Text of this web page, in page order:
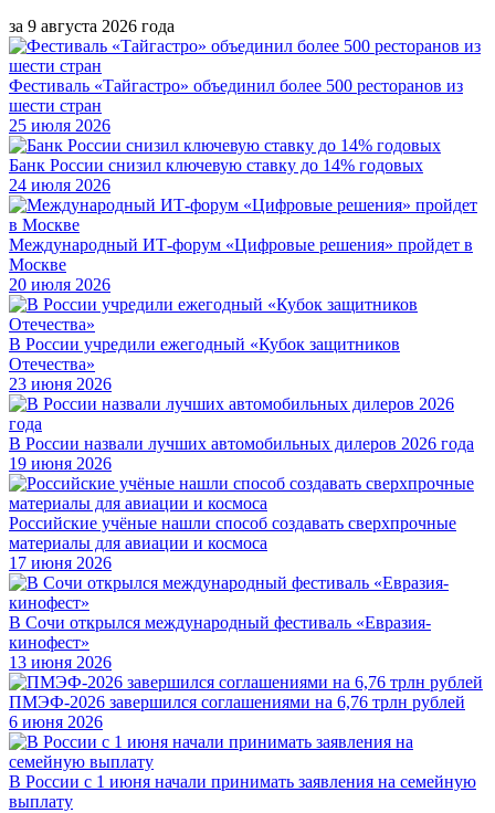
за 9 августа 2026 года
Фестиваль «Тайгастро» объединил более 500 ресторанов из
шести стран
25 июля 2026
Банк России снизил ключевую ставку до 14% годовых
24 июля 2026
Международный ИТ-форум «Цифровые решения» пройдет в
Москве
20 июля 2026
В России учредили ежегодный «Кубок защитников
Отечества»
23 июня 2026
В России назвали лучших автомобильных дилеров 2026 года
19 июня 2026
Российские учёные нашли способ создавать сверхпрочные
материалы для авиации и космоса
17 июня 2026
В Сочи открылся международный фестиваль «Евразия-
кинофест»
13 июня 2026
ПМЭФ-2026 завершился соглашениями на 6,76 трлн рублей
6 июня 2026
В России с 1 июня начали принимать заявления на семейную
выплату